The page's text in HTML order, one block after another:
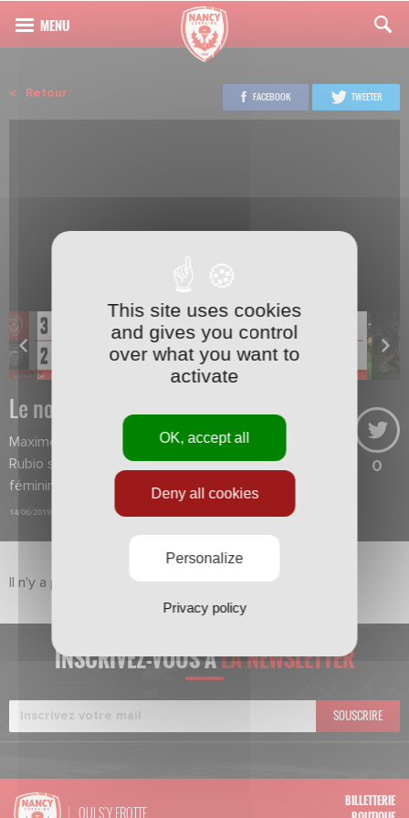
Retour FACEBOOK TWEETER
Le nouveau coach des filles
Maxime Vautrin succède à Paco
Rubio sur le banc de l'équipe
féminine.
14/06/2019
0
Il n'y a pas de vidéo dans ce sujet pour le moment.
INSCRIVEZ-VOUS ÀLA NEWSLETTER
SOUSCRIRE
QUI S'Y FROTTE
BILLETTERIE
This site uses cookies
and gives you control
over what you want to
activate
OK, accept all
Deny all cookies
Personalize
Privacy policy